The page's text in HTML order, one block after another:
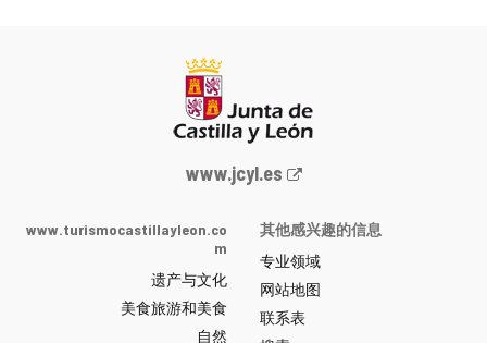
Junta
y
León
网
站
www.jcyl.es
www.turismocastillayleon.co
m
遗产与文化
美食旅游和美食
自然
其他感兴趣的信息
专业领域
网站地图
联系表